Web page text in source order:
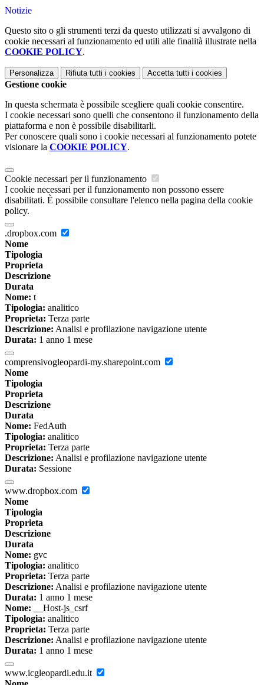
Notizie
Questo sito o gli strumenti terzi da questo utilizzati si avvalgono di
cookie necessari al funzionamento ed utili alle finalità illustrate nella
COOKIE POLICY.
Personalizza Rifiuta tutti i cookies Accetta tutti i cookies
Gestione cookie
In questa schermata è possibile scegliere quali cookie consentire.
I cookie necessari sono quelli che consentono il funzionamento della
piattaforma e non è possibile disabilitarli.
Per conoscere quali sono i cookie necessari al funzionamento potete
visionare la COOKIE POLICY.
Cookie necessari per il funzionamento
I cookie necessari per il funzionamento non possono essere
disabilitati. È possibile consultare l'elenco nella pagina della cookie
policy.
.dropbox.com
Nome
Tipologia
Proprieta
Descrizione
Durata
Nome: t
Tipologia: analitico
Proprieta: Terza parte
Descrizione: Analisi e profilazione navigazione utente
Durata: 1 anno 1 mese
comprensivogleopardi-my.sharepoint.com
Nome
Tipologia
Proprieta
Descrizione
Durata
Nome: FedAuth
Tipologia: analitico
Proprieta: Terza parte
Descrizione: Analisi e profilazione navigazione utente
Durata: Sessione
www.dropbox.com
Nome
Tipologia
Proprieta
Descrizione
Durata
Nome: gvc
Tipologia: analitico
Proprieta: Terza parte
Descrizione: Analisi e profilazione navigazione utente
Durata: 1 anno 1 mese
Nome: __Host-js_csrf
Tipologia: analitico
Proprieta: Terza parte
Descrizione: Analisi e profilazione navigazione utente
Durata: 1 anno 1 mese
www.icgleopardi.edu.it